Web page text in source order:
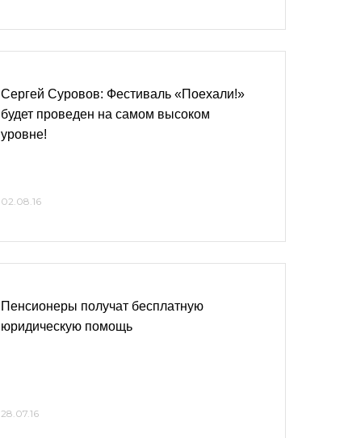
Сергей Суровов: Фестиваль «Поехали!»
будет проведен на самом высоком
уровне!
02.08.16
Пенсионеры получат бесплатную
юридическую помощь
28.07.16